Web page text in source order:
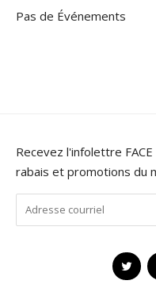
Pas de Événements
Recevez l'infolettre
rabais et promotions du